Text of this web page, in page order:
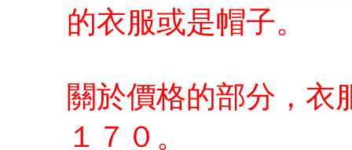
的衣服或是帽子。
關於價格的部分，衣
１７０。